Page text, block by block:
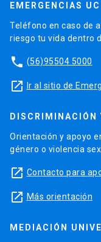
EMERGENCIAS UC
Teléfono en caso de
riesgo tu vida dentro
phone (56)95504 5000
launch Ir al sitio de
DISCRIMINACIÓN
Orientación y apoyo
género o violencia
launch Contacto para
launch Más orientación
MEDIACIÓN